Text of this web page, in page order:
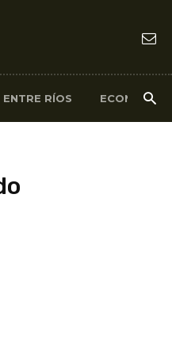
ENTRE RÍOS ECONOMÍA